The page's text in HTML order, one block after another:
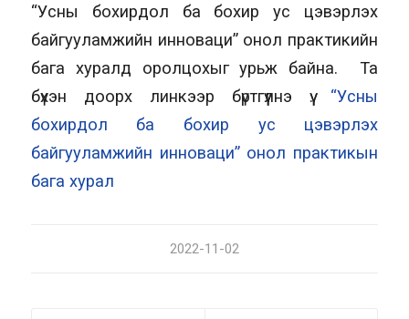
“Усны бохирдол ба бохир ус цэвэрлэх
байгууламжийн инноваци” онол практикийн
бага хуралд оролцохыг урьж байна. Та
бүхэн доорх линкээр бүртгүүлнэ үү. “Усны
бохирдол ба бохир ус цэвэрлэх
байгууламжийн инноваци” онол практикын
бага хурал
2022-11-02